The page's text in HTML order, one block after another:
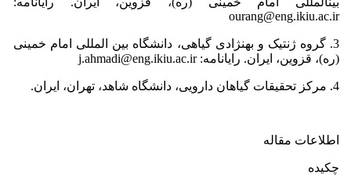
ourang@eng.ikiu.ac.ir
3. گروه ژنتیک و بهنژادی گیاهی، دانشگاه بین المللی امام خمینی
(ره)، قزوین، ایران. رایانامه: j.ahmadi@eng.ikiu.ac.ir
4. مرکز تحقیقات گیاهان دارویی، دانشگاه شاهد، تهران، ایران.
اطلاعات مقاله
چکیده